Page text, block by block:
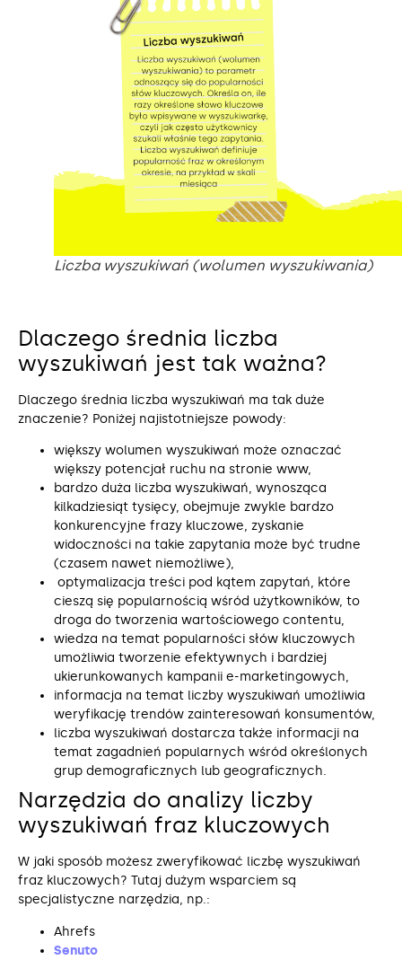
Liczba wyszukiwań (wolumen wyszukiwania)
Dlaczego średnia liczba
wyszukiwań jest tak ważna?
Dlaczego średnia liczba wyszukiwań ma tak duże
znaczenie? Poniżej najistotniejsze powody:
większy wolumen wyszukiwań może oznaczać
większy potencjał ruchu na stronie www,
bardzo duża liczba wyszukiwań, wynosząca
kilkadziesiąt tysięcy, obejmuje zwykle bardzo
konkurencyjne frazy kluczowe, zyskanie
widoczności na takie zapytania może być trudne
(czasem nawet niemożliwe),
optymalizacja treści pod kątem zapytań, które
cieszą się popularnością wśród użytkowników, to
droga do tworzenia wartościowego contentu,
wiedza na temat popularności słów kluczowych
umożliwia tworzenie efektywnych i bardziej
ukierunkowanych kampanii e-marketingowych,
informacja na temat liczby wyszukiwań umożliwia
weryfikację trendów zainteresowań konsumentów,
liczba wyszukiwań dostarcza także informacji na
temat zagadnień popularnych wśród określonych
grup demograficznych lub geograficznych.
Narzędzia do analizy liczby
wyszukiwań fraz kluczowych
W jaki sposób możesz zweryfikować liczbę wyszukiwań
fraz kluczowych? Tutaj dużym wsparciem są
specjalistyczne narzędzia, np.:
Ahrefs
Senuto